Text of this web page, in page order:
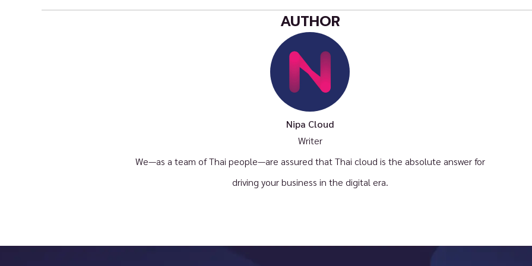
AUTHOR
Nipa Cloud
Writer
We—as a team of Thai people—are assured that Thai cloud is the absolute answer for
driving your business in the digital era.